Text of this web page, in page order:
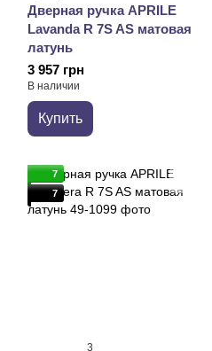
Дверная ручка APRILE
Lavanda R 7S AS матовая
латунь
3 957 грн
В наличии
Купить
7
7
3